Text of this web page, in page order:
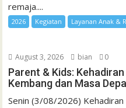
remaja....
2026 Kegiatan Layanan Anak &
August 3, 2026 bian 0
Parent & Kids:
Kembang dan Masa
Senin (3/08/2026)